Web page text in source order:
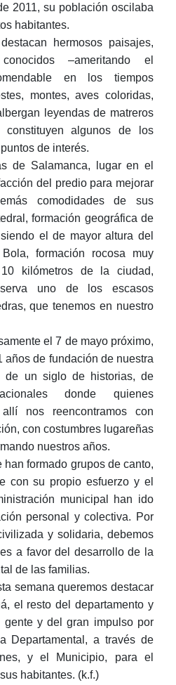
2011, su población oscilaba
habitantes.
hermosos paisajes,
‒ameritando el
en los tiempos
montes, aves coloridas,
leyendas de matreros
constituyen algunos de los
de interés.
de Salamanca, lugar en el
del predio para mejorar
comodidades de sus
formación geográfica de
el de mayor altura del
formación rocosa muy
kilómetros de la ciudad,
uno de los escasos
que tenemos en nuestro
el 7 de mayo próximo,
años de fundación de nuestra
de un siglo de historias, de
donde quienes
nos reencontramos con
con costumbres lugareñas
nuestros años.
formado grupos de canto,
con su propio esfuerzo y el
municipal han ido
personal y colectiva. Por
y solidaria, debemos
a favor del desarrollo de la
de las familias.
semana queremos destacar
el resto del departamento y
y del gran impulso por
Departamental, a través de
y el Municipio, para el
habitantes. (k.f.)